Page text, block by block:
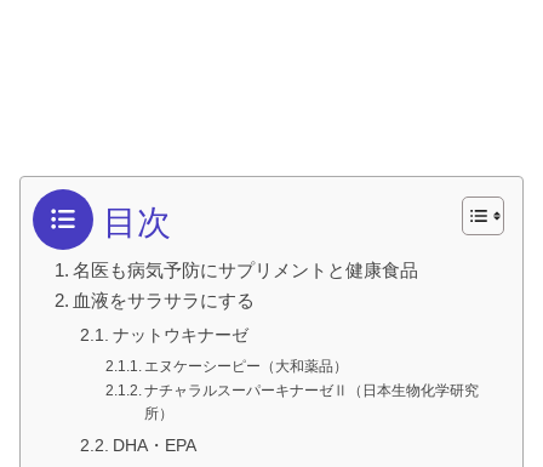
目次
名医も病気予防にサプリメントと健康食品
血液をサラサラにする
ナットウキナーゼ
エヌケーシーピー（大和薬品）
ナチャラルスーパーキナーゼⅡ（日本生物化学研究
所）
DHA・EPA